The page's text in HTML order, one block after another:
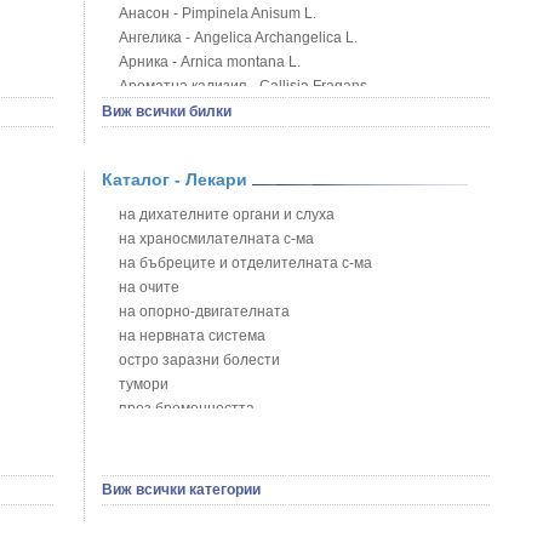
Анасон - Pimpinela Anisum L.
Ангелика - Angelica Archangelica L.
Арника - Arnica montana L.
Ароматна кализия - Callisia Fragans
Арония - Sorbus melanocorpa
Блатен аир - Acorus calamus L.
Блатен тъжник - Spirea ulmaria L.
Блян
Бобови шушулки - Phaseolus Vulgaris L.
Божур - Paeonia Decora
Борови връхчета - Pinus sylvestris
Босилек - Ocimum Basillicum
Брей - Tamus Communis
Брош - Rubia tinctorum L.
Бръшлян - Hedera helix L.
Бял имел - Viscum album L.
Бял оман - Inula Helenium L.
Виж всички билки
Каталог - Лекари
на дихателните органи и слуха
на храносмилателната с-ма
на бъбреците и отделителната с-ма
на очите
на опорно-двигателната
на нервната система
остро заразни болести
тумори
през бременността
сексуални проблеми
на половите органи
Виж всички категории